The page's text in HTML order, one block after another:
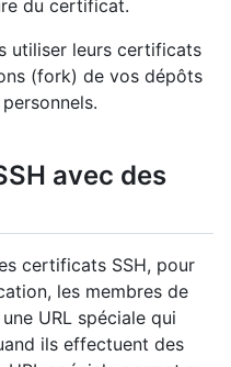
du certificat.
utiliser leurs certificats
(fork) de vos dépôts
avec des
certificats SSH, pour
les membres de
URL spéciale qui
ils effectuent des